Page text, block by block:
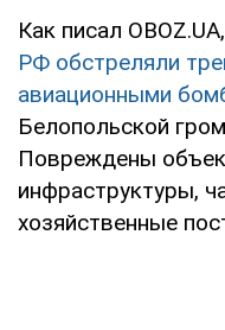
Как писал
РФ обстреляли
авиационными
Белопольской
Повреждены
инфраструктуры,
хозяйственные